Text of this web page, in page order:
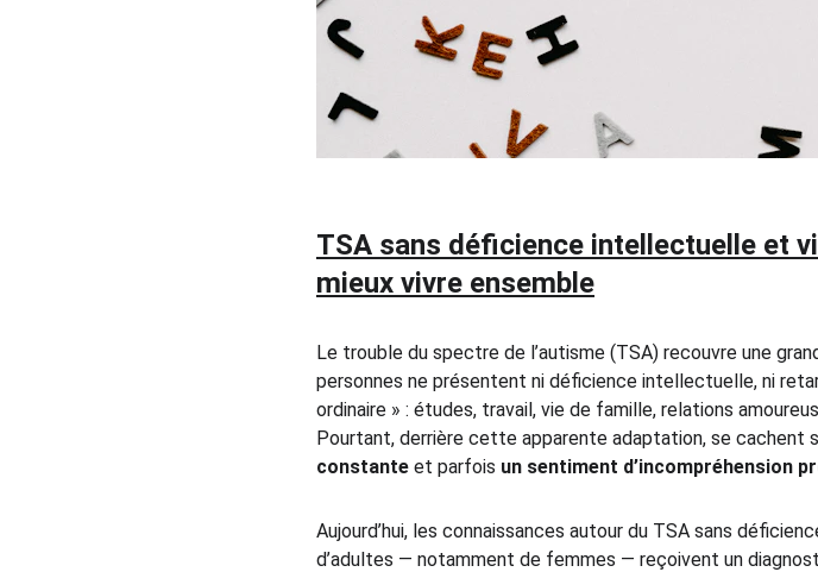
TSA sans déficience intellectuelle et
mieux vivre ensemble
Le trouble du spectre de l’autisme (TSA) recouvre une
personnes ne présentent ni déficience intellectuelle, ni
ordinaire » : études, travail, vie de famille, relations
Pourtant, derrière cette apparente adaptation, se cachent
constante et parfois un sentiment d’incompréhension
Aujourd’hui, les connaissances autour du TSA sans
d’adultes — notamment de femmes — reçoivent un